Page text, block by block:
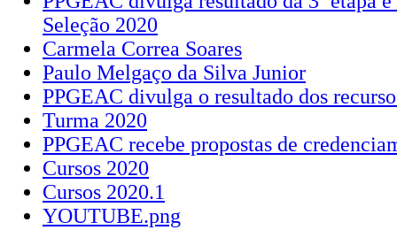
Seleção 2020
Carmela Correa Soares
Paulo Melgaço da Silva Junior
PPGEAC divulga o resultado dos
Turma 2020
PPGEAC recebe propostas de
Cursos 2020
Cursos 2020.1
YOUTUBE.png